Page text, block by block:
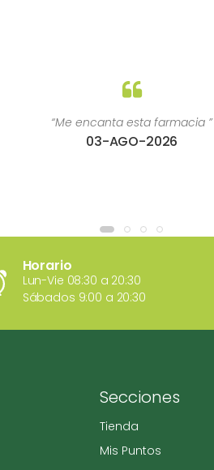
“Me encanta esta farmacia ”
03-AGO-2026
Horario
Lun-Vie 08:30 a 20:30
Sábados 9:00 a 20:30
Secciones
Tienda
Mis Puntos